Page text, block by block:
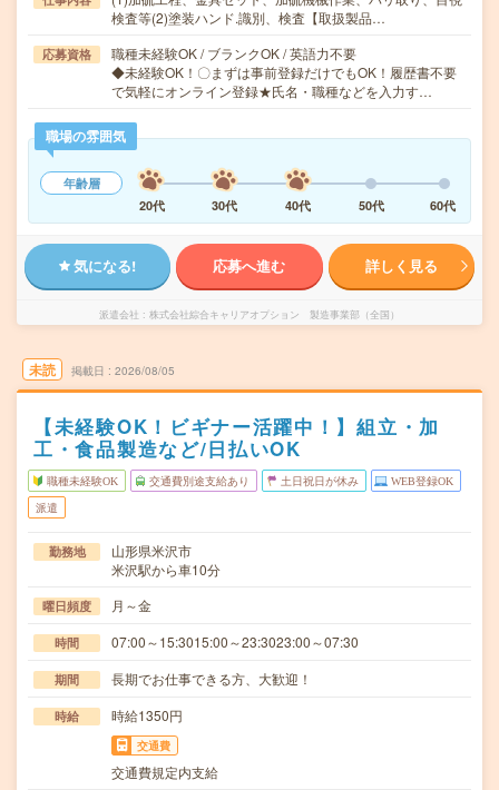
検査等(2)塗装ハンド.識別、検査【取扱製品…
応募資格
職種未経験OK / ブランクOK / 英語力不要
◆未経験OK！〇まずは事前登録だけでもOK！履歴書不要
で気軽にオンライン登録★氏名・職種などを入力す…
職場の雰囲気
年齢層
20代
30代 40代 50代 60代
気になる! 応募へ進む 詳しく見る
派遣会社 株式会社綜合キャリアオプション 製造事業部（全国）
未読 掲載日 2026/08/05
【未経験OK！ビギナー活躍中！】組立・加
工・食品製造など/日払いOK
職種未経験OK 交通費別途支給あり 土日祝日が休み WEB登録OK
派遣
勤務地
山形県米沢市
米沢駅から車10分
曜日頻度 月～金
時間 07:00～15:3015:00～23:3023:00～07:30
期間 長期でお仕事できる方、大歓迎！
時給 時給1350円
交通費
交通費規定内支給